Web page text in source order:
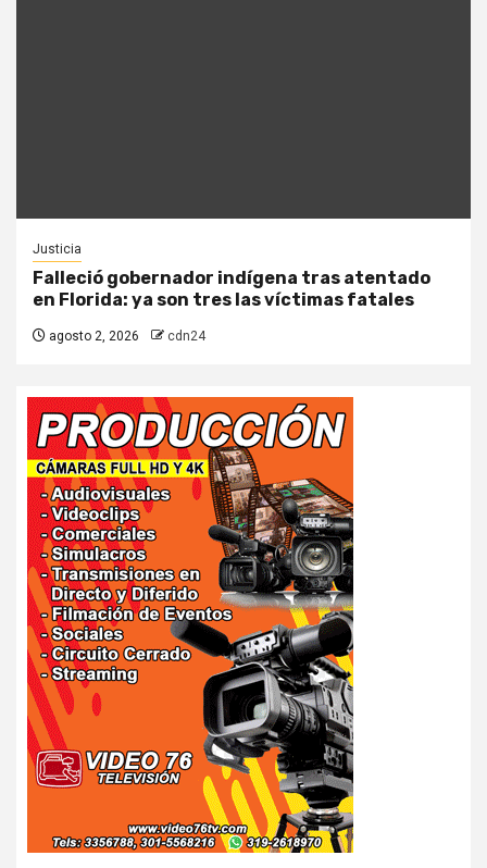
Justicia
Falleció gobernador indígena tras atentado
en Florida: ya son tres las víctimas fatales
agosto 2, 2026 cdn24